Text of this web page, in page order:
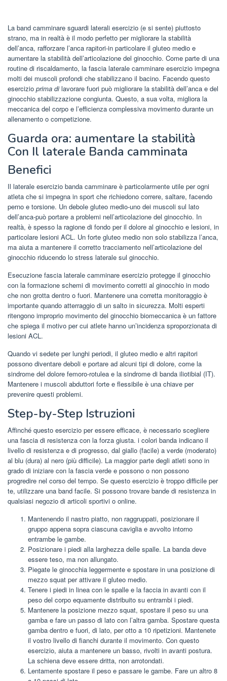
La band camminare sguardi laterali esercizio (e si sente) piuttosto
strano, ma in realtà è il modo perfetto per migliorare la stabilità
dell’anca, rafforzare l’anca rapitori-in particolare il gluteo medio e
aumentare la stabilità dell’articolazione del ginocchio. Come parte di una
routine di riscaldamento, la fascia laterale camminare esercizio impegna
molti dei muscoli profondi che stabilizzano il bacino. Facendo questo
esercizio prima dilavorare fuori può migliorare la stabilità dell’anca e del
ginocchio stabilizzazione congiunta. Questo, a sua volta, migliora la
meccanica del corpo e l’efficienza complessiva movimento durante un
allenamento o competizione.
Guarda ora: aumentare la stabilità
Con Il laterale Banda camminata
Benefici
Il laterale esercizio banda camminare è particolarmente utile per ogni
atleta che si impegna in sport che richiedono correre, saltare, facendo
perno e torsione. Un debole gluteo medio-uno dei muscoli sul lato
dell’anca-può portare a problemi nell’articolazione del ginocchio. In
realtà, è spesso la ragione di fondo per il dolore al ginocchio e lesioni, in
particolare lesioni ACL. Un forte gluteo medio non solo stabilizza l’anca,
ma aiuta a mantenere il corretto tracciamento nell’articolazione del
ginocchio riducendo lo stress laterale sul ginocchio.
Esecuzione fascia laterale camminare esercizio protegge il ginocchio
con la formazione schemi di movimento corretti al ginocchio in modo
che non grotta dentro o fuori. Mantenere una corretta monitoraggio è
importante quando atterraggio di un salto in sicurezza. Molti esperti
ritengono improprio movimento del ginocchio biomeccanica è un fattore
che spiega il motivo per cui atlete hanno un’incidenza sproporzionata di
lesioni ACL.
Quando vi sedete per lunghi periodi, il gluteo medio e altri rapitori
possono diventare deboli e portare ad alcuni tipi di dolore, come la
sindrome del dolore femoro-rotulea e la sindrome di banda iliotibial (IT).
Mantenere i muscoli abduttori forte e flessibile è una chiave per
prevenire questi problemi.
Step-by-Step Istruzioni
Affinché questo esercizio per essere efficace, è necessario scegliere
una fascia di resistenza con la forza giusta. i colori banda indicano il
livello di resistenza e di progresso, dal giallo (facile) a verde (moderato)
al blu (dura) al nero (più difficile). La maggior parte degli atleti sono in
grado di iniziare con la fascia verde e possono o non possono
progredire nel corso del tempo. Se questo esercizio è troppo difficile per
te, utilizzare una band facile. Si possono trovare bande di resistenza in
qualsiasi negozio di articoli sportivi o online.
Mantenendo il nastro piatto, non raggruppati, posizionare il
gruppo appena sopra ciascuna caviglia e avvolto intorno
entrambe le gambe.
Posizionare i piedi alla larghezza delle spalle. La banda deve
essere teso, ma non allungato.
Piegate le ginocchia leggermente e spostare in una posizione di
mezzo squat per attivare il gluteo medio.
Tenere i piedi in linea con le spalle e la faccia in avanti con il
peso del corpo equamente distribuito su entrambi i piedi.
Mantenere la posizione mezzo squat, spostare il peso su una
gamba e fare un passo di lato con l’altra gamba. Spostare questa
gamba dentro e fuori, di lato, per otto a 10 ripetizioni. Mantenete
il vostro livello di fianchi durante il movimento. Con questo
esercizio, aiuta a mantenere un basso, rivolti in avanti postura.
La schiena deve essere dritta, non arrotondati.
Lentamente spostare il peso e passare le gambe. Fare un altro 8